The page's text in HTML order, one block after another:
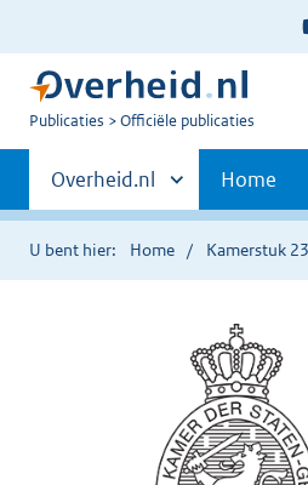
U
Publicaties Officiële publicaties
Primaire
navigatie
Andere
sites
binnen
Overheid.nl Home
U bent hier: Home Kamerstuk